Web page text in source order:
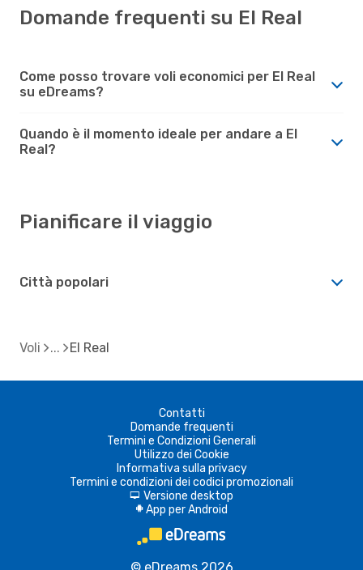
Domande frequenti su El Real
Come posso trovare voli economici per El Real
su eDreams?
Quando è il momento ideale per andare a El
Real?
Pianificare il viaggio
Città popolari
Voli El Real
Contatti
Domande frequenti
Termini e Condizioni Generali
Utilizzo dei Cookie
Informativa sulla privacy
Termini e condizioni dei codici promozionali
d Versione desktop
A App per Android